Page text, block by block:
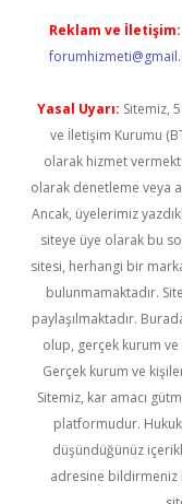
Reklam ve İletişim:
Yasal Uyarı: Sitemiz,
ve İletişim Kurumu
olarak hizmet
olarak denetleme veya
Ancak, üyelerimiz
siteye üye olarak bu
sitesi, herhangi bir
bulunmamaktadır.
paylaşılmaktadır.
olup, gerçek kurum ve
Gerçek kurum ve
Sitemiz, kar amacı
platformudur.
düşündüğünüz
adresine bildirmeniz